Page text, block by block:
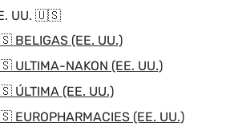
UU. 🇺🇸
BELIGAS (EE. UU.)
ULTIMA-NAKON (EE. UU.)
ÚLTIMA (EE. UU.)
EUROPHARMACIES (EE. UU.)